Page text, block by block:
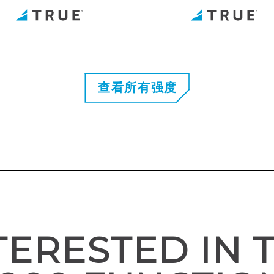
查看所有强度
IN